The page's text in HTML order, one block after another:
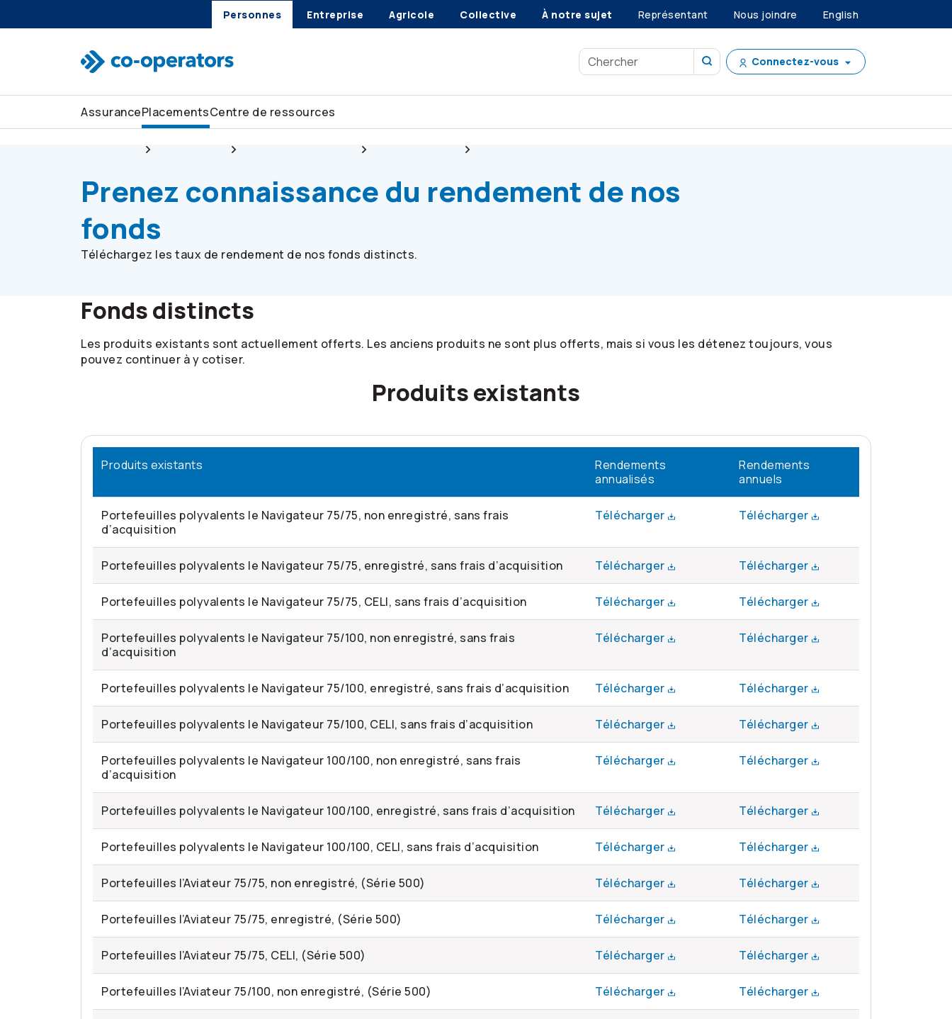
Personnes Entreprise Agricole Collective À notre sujet Représentant Nous joindre English
Connectez-vous
AssurancePlacementsCentre de ressources
Prenez connaissance du rendement de nos
fonds
Téléchargez les taux de rendement de nos fonds distincts.
Fonds distincts
Les produits existants sont actuellement offerts. Les anciens produits ne sont plus offerts, mais si vous les détenez toujours, vous
pouvez continuer à y cotiser.
Produits existants
Produits existants
Rendements
annualisés
Rendements
annuels
Portefeuilles polyvalents le Navigateur 75/75, non enregistré, sans frais
d’acquisition
Télécharger Télécharger
Portefeuilles polyvalents le Navigateur 75/75, enregistré, sans frais d’acquisition Télécharger Télécharger
Portefeuilles polyvalents le Navigateur 75/75, CELI, sans frais d’acquisition Télécharger Télécharger
Portefeuilles polyvalents le Navigateur 75/100, non enregistré, sans frais
d’acquisition
Télécharger Télécharger
Portefeuilles polyvalents le Navigateur 75/100, enregistré, sans frais d’acquisition Télécharger Télécharger
Portefeuilles polyvalents le Navigateur 75/100, CELI, sans frais d’acquisition Télécharger Télécharger
Portefeuilles polyvalents le Navigateur 100/100, non enregistré, sans frais
d’acquisition
Télécharger Télécharger
Portefeuilles polyvalents le Navigateur 100/100, enregistré, sans frais d’acquisition Télécharger Télécharger
Portefeuilles polyvalents le Navigateur 100/100, CELI, sans frais d’acquisition Télécharger Télécharger
Portefeuilles l’Aviateur 75/75, non enregistré, (Série 500) Télécharger Télécharger
Portefeuilles l’Aviateur 75/75, enregistré, (Série 500) Télécharger Télécharger
Portefeuilles l’Aviateur 75/75, CELI, (Série 500) Télécharger Télécharger
Portefeuilles l’Aviateur 75/100, non enregistré, (Série 500) Télécharger Télécharger